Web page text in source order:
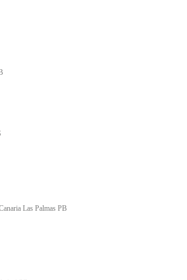
Las Palmas PB